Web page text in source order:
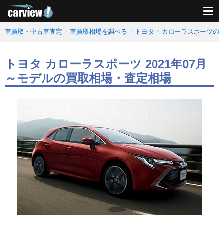
車買取・中古車査定 車買取相場を調べる トヨタ カローラスポーツ
トヨタ カローラスポーツ 2021年07月
～モデルの買取相場・査定相場